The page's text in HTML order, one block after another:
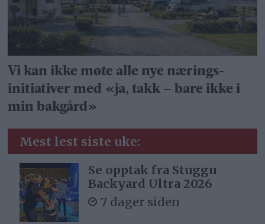
Vi kan ikke møte alle nye nærings­
initiativer med «ja, takk – bare ikke i
min bakgård»
Mest lest siste uke:
Se opptak fra Stuggu
Backyard Ultra 2026
7 dager siden